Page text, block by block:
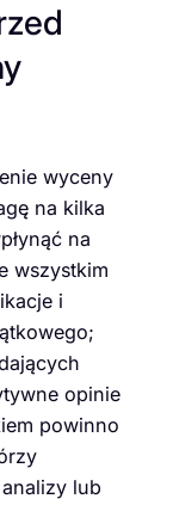
wyceny
na kilka
na
wszystkim
i
opinie
powinno
lub